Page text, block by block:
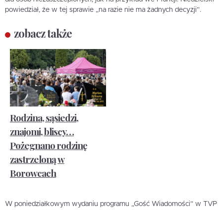
powiedział, że w tej sprawie „na razie nie ma żadnych decyzji”.
zobacz także
Rodzina, sąsiedzi,
znajomi, bliscy…
Pożegnano rodzinę
zastrzeloną w
Borowcach
W poniedziałkowym wydaniu programu „Gość Wiadomości” w TVP